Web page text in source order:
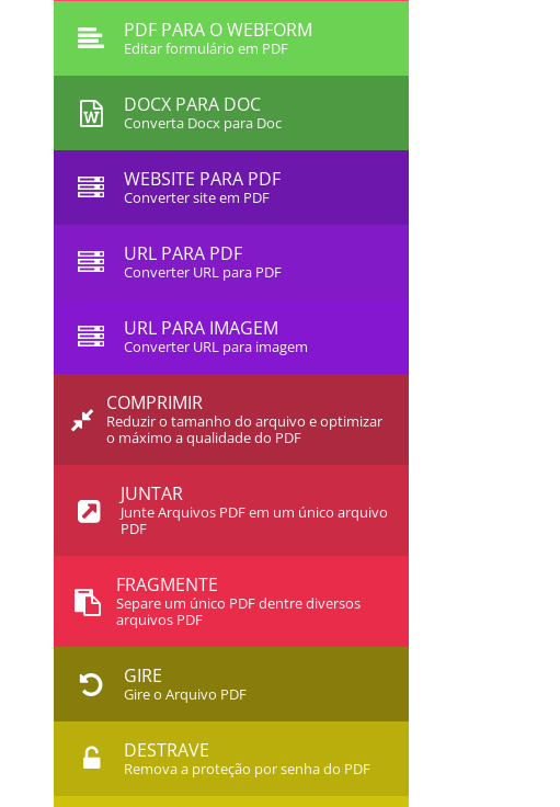
PDF PARA O WEBFORM
Editar formulário em PDF
DOCX PARA DOC
Converta Docx para Doc
WEBSITE PARA PDF
Converter site em PDF
URL PARA PDF
Converter URL para PDF
URL PARA IMAGEM
Converter URL para imagem
COMPRIMIR
Reduzir o tamanho do arquivo e optimizar
o máximo a qualidade do PDF
JUNTAR
Junte Arquivos PDF em um único arquivo
PDF
FRAGMENTE
Separe um único PDF dentre diversos
arquivos PDF
GIRE
Gire o Arquivo PDF
DESTRAVE
Remova a proteção por senha do PDF